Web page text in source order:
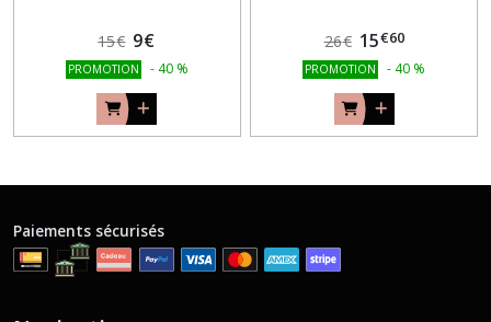
15€ 9€
PROMOTION - 40 %
26€ 15€60
PROMOTION - 40 %
Paiements sécurisés